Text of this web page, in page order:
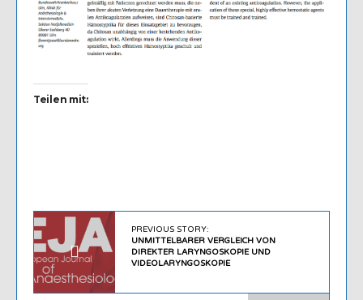
Teilen mit:
PREVIOUS STORY:
UNMITTELBARER VERGLEICH VON
DIREKTER LARYNGOSKOPIE UND
VIDEOLARYNGOSKOPIE